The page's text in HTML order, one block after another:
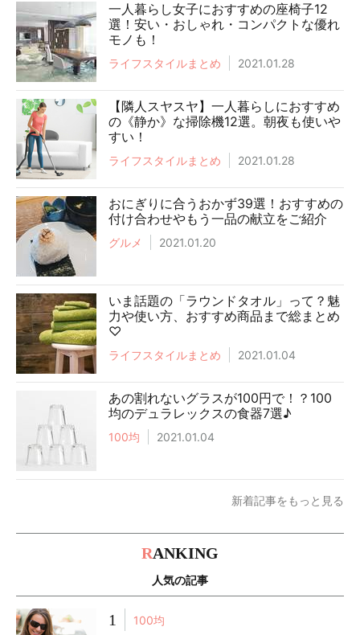
一人暮らし女子におすすめの座椅子12
選！安い・おしゃれ・コンパクトな優れ
モノも！
ライフスタイルまとめ 2021.01.28
【隣人スヤスヤ】一人暮らしにおすすめ
の《静か》な掃除機12選。朝夜も使いや
すい！
ライフスタイルまとめ 2021.01.28
おにぎりに合うおかず39選！おすすめの
付け合わせやもう一品の献立をご紹介
グルメ 2021.01.20
いま話題の「ラウンドタオル」って？魅
力や使い方、おすすめ商品まで総まとめ
♡
ライフスタイルまとめ 2021.01.04
あの割れないグラスが100円で！？100
均のデュラレックスの食器7選♪
100均 2021.01.04
新着記事をもっと見る
RANKING
人気の記事
1 100均